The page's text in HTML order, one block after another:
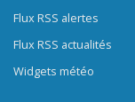
Flux RSS alertes
Flux RSS actualités
Widgets météo